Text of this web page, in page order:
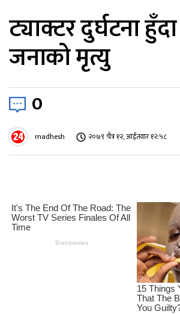
ट्याक्टर दुर्घटना
जनाको मृत्यु
0
madhesh २०७९ चैत्र १२, आईतवार १२:५८